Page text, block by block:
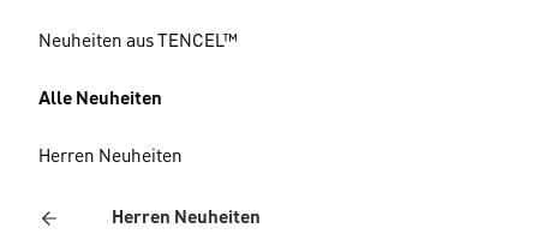
Neuheiten aus TENCEL™
Alle Neuheiten
Herren Neuheiten
Herren Neuheiten